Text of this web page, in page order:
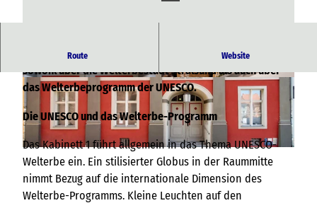
© Kredl - Tourismuszentrale Stralsund, TZ
HST |CC-BY-NC-SA
© TZ HST |CC-BY-NC-SA
Route Website
Die Ausstellung im sanierten Barockpalais informiert
sowohl über die Welterbestadt Stralsund als auch über
das Welterbeprogramm der UNESCO.
Die UNESCO und das Welterbe-Programm
Das Kabinett 1 führt allgemein in das Thema UNESCO-
Welterbe ein. Ein stilisierter Globus in der Raummitte
nimmt Bezug auf die internationale Dimension des
Welterbe-Programms. Kleine Leuchten auf den